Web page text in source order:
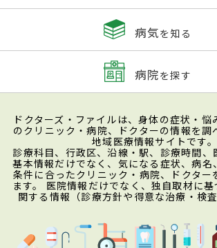
病気を知る
病院を探す
ドクターズ・ファイルは、身体の症状・悩
のクリニック・病院、ドクターの情報を調
地域医療情報サイトです。
診療科目、行政区、沿線・駅、診療時間、
基本情報だけでなく、気になる症状、病名
条件に合ったクリニック・病院、ドクター
ます。 医院情報だけでなく、独自取材に
関する情報（診療方針や得意な治療・検査